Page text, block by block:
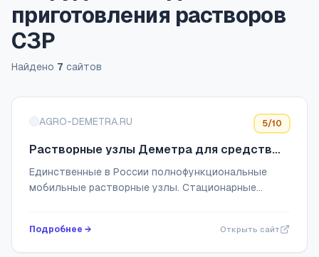
приготовления растворов
СЗР
Найдено 7 сайтов
Список сайтов
AGRO-DEMETRA.RU 5/10
Растворные узлы Деметра для средств
защиты растений
Единственные в России полнофункциональные
мобильные растворные узлы. Стационарные
производства.
Подробнее → Открыть сайт